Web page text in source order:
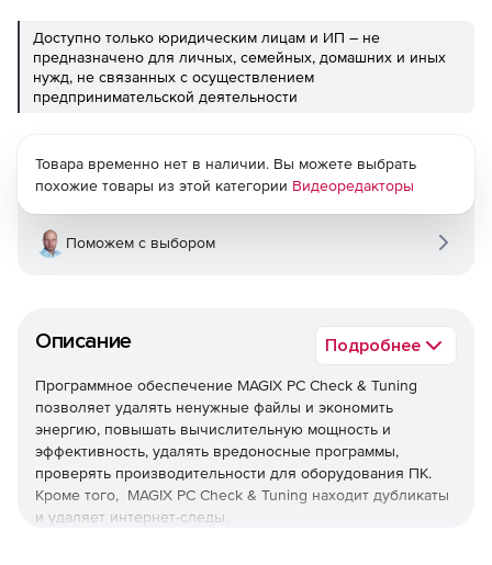
Доступно только юридическим лицам и ИП – не
предназначено для личных, семейных, домашних и иных
нужд, не связанных с осуществлением
предпринимательской деятельности
Описание Подробнее
Программное обеспечение MAGIX PC Check & Tuning
позволяет удалять ненужные файлы и экономить
энергию, повышать вычислительную мощность и
эффективность, удалять вредоносные программы,
проверять производительности для оборудования ПК.
Кроме того, MAGIX PC Check & Tuning находит дубликаты
и удаляет интернет-следы.
Товара временно нет в наличии. Вы можете выбрать
похожие товары из этой категории Видеоредакторы
Поможем с выбором